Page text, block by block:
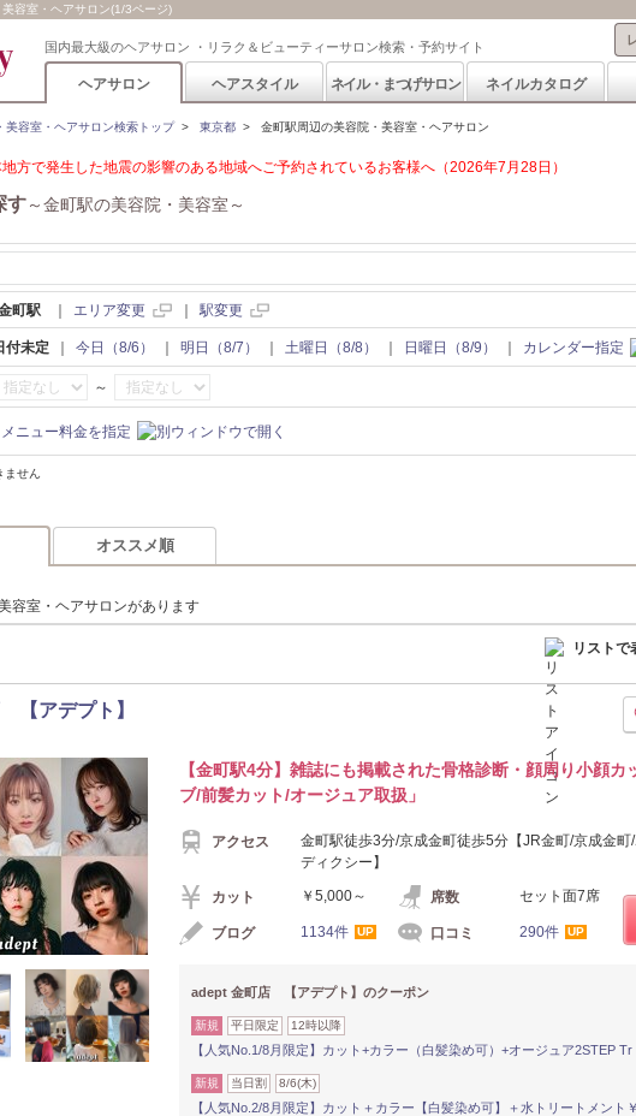
容室・ヘアサロン(1/3ページ)
国内最大級のヘアサロン ・リラク＆ビューティーサロン検索・予約サイト
ヘアサロン ヘアスタイル ネイル・まつげサロン ネイルカタログ
美容室・ヘアサロン検索トップ> 東京都 > 金町駅周辺の美容院・美容室・ヘアサロン
地方で発生した地震の影響のある地域へご予約されているお客様へ（2026年7月28日）
す～金町駅の美容院・美容室～
町駅 エリア変更 駅変更
付未定 今日（8/6） 明日（8/7） 土曜日（8/8） 日曜日（8/9） カレンダー指定
～
メニュー料金を指定
ません
オススメ順
容室・ヘアサロンがあります
リストで
アデプト】
【金町駅4分】雑誌にも掲載された骨格診断・顔周り小顔
ブ/前髪カット/オージュア取扱」
アクセス
金町駅徒歩3分/京成金町徒歩5分【JR金町/京成金町
ディクシー】
カット ￥5,000～ 席数 セット面7席
ブログ 1134件 UP 口コミ 290件 UP
adept 金町店 【アデプト】のクーポン
新規 平日限定 12時以降
【人気No.1/8月限定】カット+カラー（白髪染め可）+オージュア2STEP Tr
新規 当日割 8/6(木)
【人気No.2/8月限定】カット＋カラー【白髪染め可】＋水トリートメント